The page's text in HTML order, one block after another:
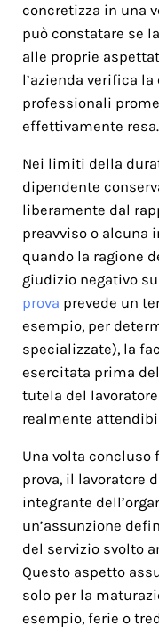
concretizza in una
può constatare se
alle proprie
l’azienda verifica
professionali
effettivamente resa.
Nei limiti della
dipendente
liberamente dal
preavviso o alcuna
quando la ragione
giudizio negativo
prova prevede un
esempio, per
specializzate), la
esercitata prima
tutela del
realmente
Una volta concluso
prova, il lavoratore
integrante
un’assunzione
del servizio svolto
Questo aspetto
solo per la
esempio, ferie o